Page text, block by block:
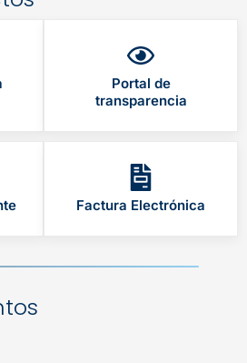
Portal de
transparencia
Factura Electrónica